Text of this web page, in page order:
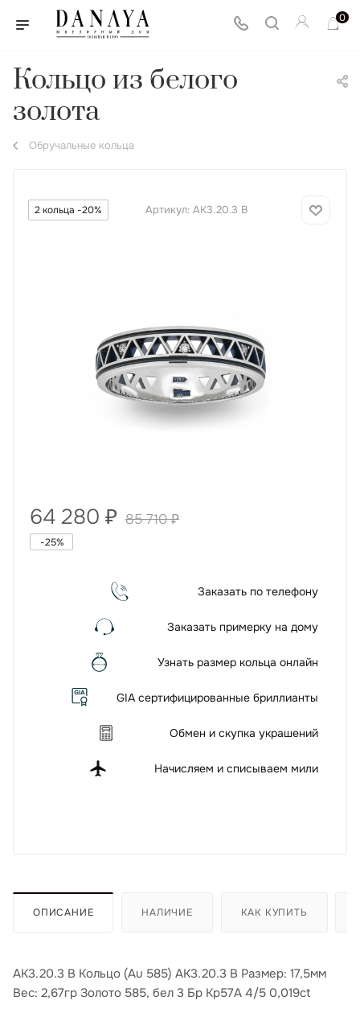
0
Кольцо из белого
золота
Обручальные кольца
2 кольца -20% Артикул: АК3.20.3 В
64 280 ₽ 85 710₽
-25%
Заказать по телефону
Заказать примерку на дому
Узнать размер кольца онлайн
GIA сертифицированные бриллианты
Обмен и скупка украшений
Начисляем и списываем мили
ОПИСАНИЕ НАЛИЧИЕ КАК КУПИТЬ
АК3.20.3 В Кольцо (Au 585) АК3.20.3 В Размер: 17,5мм
Вес: 2,67гр Золото 585, бел 3 Бр Кр57А 4/5 0,019ct